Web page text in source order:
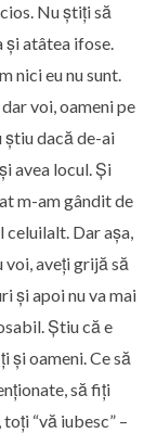
Nu știți să
și atâtea ifose.
nici eu nu sunt.
voi, oameni pe
știu dacă de-ai
avea locul. Și
m-am gândit de
celuilalt. Dar așa,
voi, aveți grijă să
și apoi nu va mai
Știu că e
și oameni. Ce să
să fiți
“vă iubesc” –